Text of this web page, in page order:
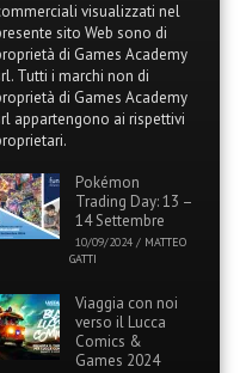
visualizzati nel
sito Web sono di
di Games Academy
Tutti i marchi non di
di Games Academy
appartengono ai rispettivi
Pokémon
Trading Day: 13 –
14 Settembre
10/09/2024 / MATTEO
GATTI
Viaggia con noi
verso il Lucca
Comics &
Games 2024